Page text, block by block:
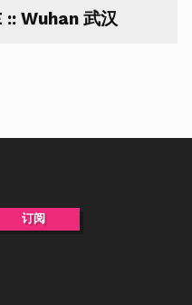
:: Wuhan 武汉